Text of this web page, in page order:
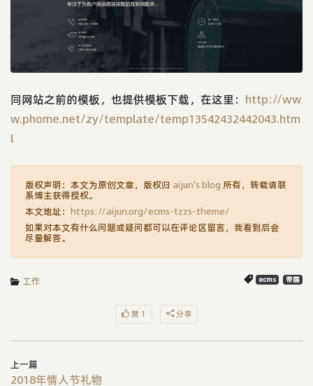
同网站之前的模板，也提供模板下载，在这里： http://ww
w.phome.net/zy/template/temp13542432442043.htm
l
版权声明：本文为原创文章，版权归 aijun's blog 所有，转载请联
系博主获得授权。
本文地址： https://aijun.org/ecms-tzzs-theme/
如果对本文有什么问题或疑问都可以在评论区留言，我看到后会
尽量解答。
工作 ecms 帝国
赞 1 分享
上一篇
2018年情人节礼物